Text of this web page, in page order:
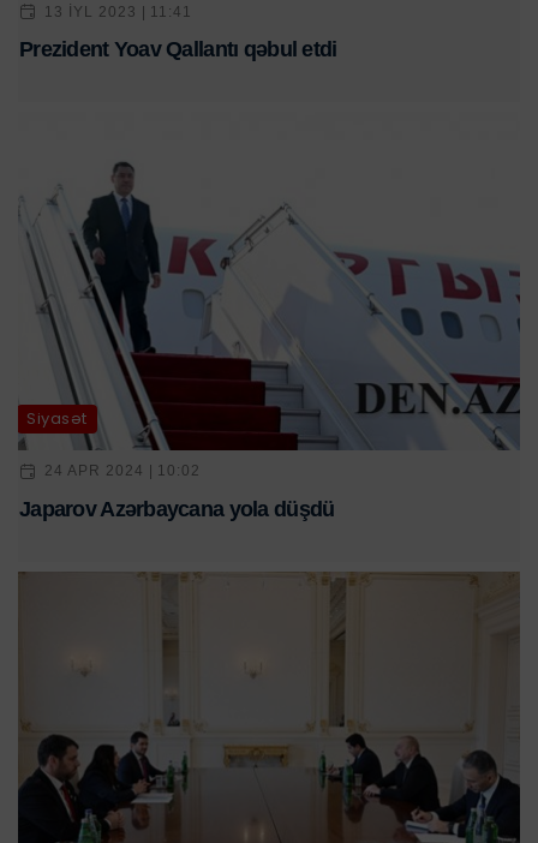
13 IYL 2023 | 11:41
Prezident Yoav Qallantı qəbul etdi
Siyasət
24 APR 2024 | 10:02
Japarov Azərbaycana yola düşdü